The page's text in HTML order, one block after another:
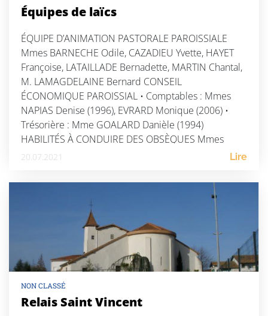
Équipes de laïcs
ÉQUIPE D’ANIMATION PASTORALE PAROISSIALE
Mmes BARNECHE Odile, CAZADIEU Yvette, HAYET
Françoise, LATAILLADE Bernadette, MARTIN Chantal,
M. LAMAGDELAINE Bernard CONSEIL
ÉCONOMIQUE PAROISSIAL • Comptables : Mmes
NAPIAS Denise (1996), EVRARD Monique (2006) •
Trésorière : Mme GOALARD Danièle (1994)
HABILITÉS À CONDUIRE DES OBSÈQUES Mmes
CHAMPAGNE Geneviève, GOALARD Jacqueline, LE
20.07.2021 Lire
NON CLASSÉ
Relais Saint Vincent